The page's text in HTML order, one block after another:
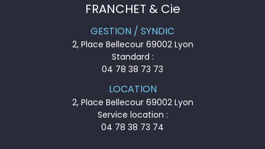
FRANCHET & Cie
GESTION / SYNDIC
2, Place Bellecour 69002 Lyon
Standard :
04 78 38 73 73
LOCATION
2, Place Bellecour 69002 Lyon
Service location :
04 78 38 73 74